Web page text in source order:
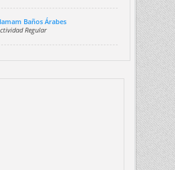
Baños Árabes
Regular